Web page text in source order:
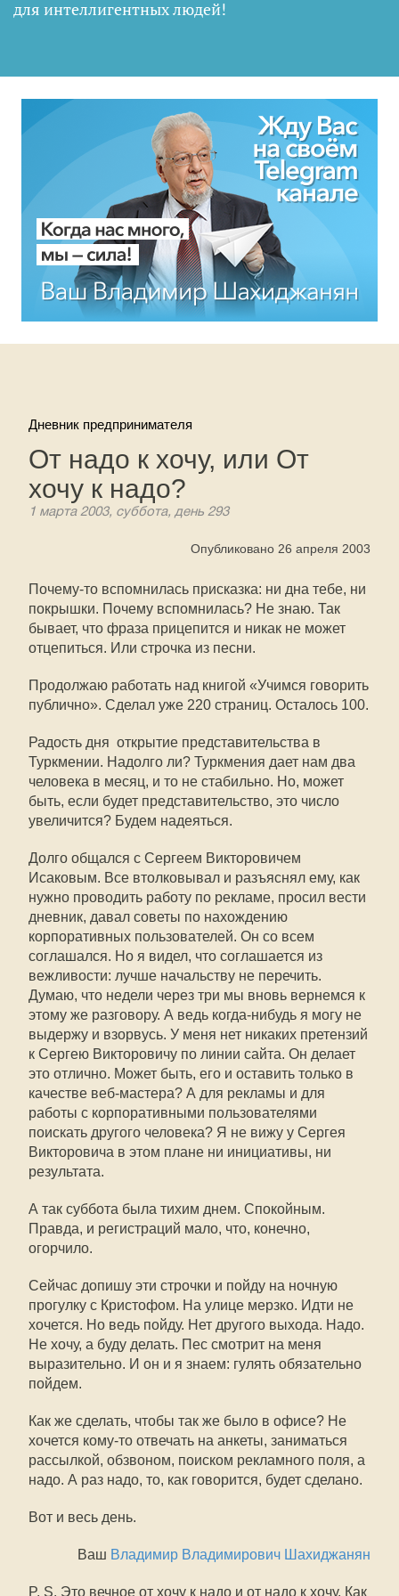
для интеллигентных людей!
Дневник предпринимателя
От надо к хочу, или От
хочу к надо?
1 марта 2003, суббота, день 293
Опубликовано 26 апреля 2003
Почему-то вспомнилась присказка: ни дна тебе, ни
покрышки. Почему вспомнилась? Не знаю. Так
бывает, что фраза прицепится и никак не может
отцепиться. Или строчка из песни.
Продолжаю работать над книгой «Учимся говорить
публично». Сделал уже 220 страниц. Осталось 100.
Радость дня  открытие представительства в
Туркмении. Надолго ли? Туркмения дает нам два
человека в месяц, и то не стабильно. Но, может
быть, если будет представительство, это число
увеличится? Будем надеяться.
Долго общался с Сергеем Викторовичем
Исаковым. Все втолковывал и разъяснял ему, как
нужно проводить работу по рекламе, просил вести
дневник, давал советы по нахождению
корпоративных пользователей. Он со всем
соглашался. Но я видел, что соглашается из
вежливости: лучше начальству не перечить.
Думаю, что недели через три мы вновь вернемся к
этому же разговору. А ведь когда-нибудь я могу не
выдержу и взорвусь. У меня нет никаких претензий
к Сергею Викторовичу по линии сайта. Он делает
это отлично. Может быть, его и оставить только в
качестве веб-мастера? А для рекламы и для
работы с корпоративными пользователями
поискать другого человека? Я не вижу у Сергея
Викторовича в этом плане ни инициативы, ни
результата.
А так суббота была тихим днем. Спокойным.
Правда, и регистраций мало, что, конечно,
огорчило.
Сейчас допишу эти строчки и пойду на ночную
прогулку с Кристофом. На улице мерзко. Идти не
хочется. Но ведь пойду. Нет другого выхода. Надо.
Не хочу, а буду делать. Пес смотрит на меня
выразительно. И он и я знаем: гулять обязательно
пойдем.
Как же сделать, чтобы так же было в офисе? Не
хочется кому-то отвечать на анкеты, заниматься
рассылкой, обзвоном, поиском рекламного поля, а
надо. А раз надо, то, как говорится, будет сделано.
Вот и весь день.
Ваш Владимир Владимирович Шахиджанян
P. S. Это вечное от хочу к надо и от надо к хочу. Как